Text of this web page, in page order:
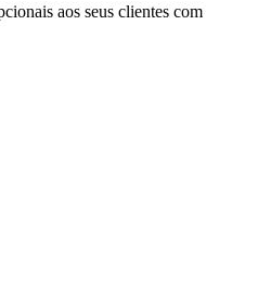
aos seus clientes com